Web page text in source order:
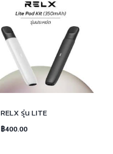
RELX รุ่น LITE
฿400.00